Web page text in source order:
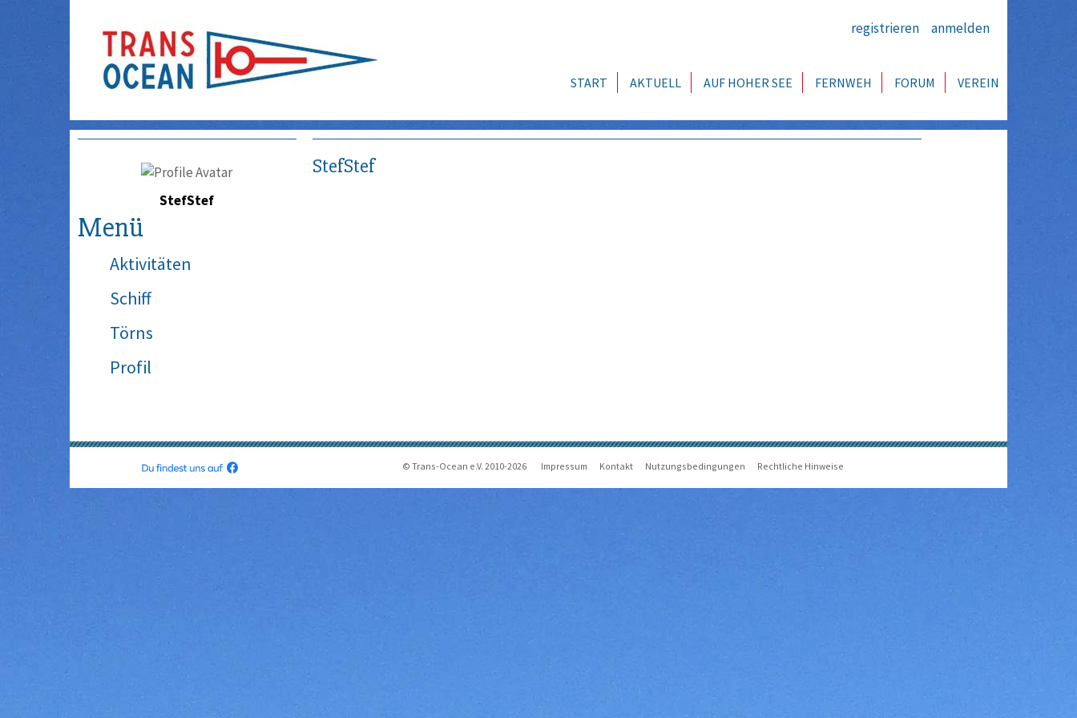
registrieren anmelden
START AKTUELL AUF HOHER SEE FERNWEH FORUM VEREIN
StefStef
Menü
Aktivitäten
Schiff
Törns
Profil
StefStef
© Trans-Ocean e.V. 2010-2026 Impressum Kontakt Nutzungsbedingungen Rechtliche Hinweise